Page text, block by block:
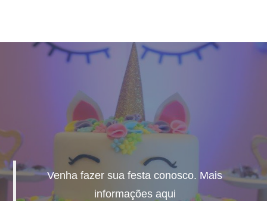
Venha fazer sua festa conosco. Mais
informações aqui